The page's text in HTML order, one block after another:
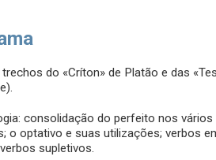
trechos do «Críton» de Platão e das
consolidação do perfeito nos
o optativo e suas utilizações; verbos
supletivos.